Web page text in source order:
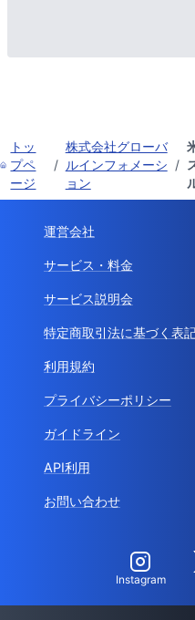
トッ
プペ
ージ
/
株式会社グローバ
ルインフォメーシ
ョン
/
運営会社
サービス・料金
サービス説明会
特定商取引法に基づく表
利用規約
プライバシーポリシー
ガイドライン
API利用
お問い合わせ
Instagram